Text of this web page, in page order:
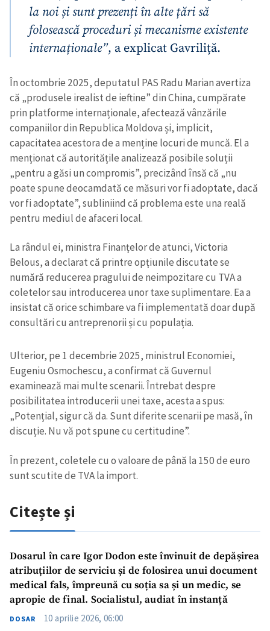
la noi și sunt prezenți în alte țări să
folosească proceduri și mecanisme existente
internaționale”, a explicat Gavriliță.
În octombrie 2025, deputatul PAS Radu Marian avertiza
că „produsele irealist de ieftine” din China, cumpărate
prin platforme internaționale, afectează vânzările
companiilor din Republica Moldova și, implicit,
capacitatea acestora de a menține locuri de muncă. El a
menționat că autoritățile analizează posibile soluții
„pentru a găsi un compromis”, precizând însă că „nu
poate spune deocamdată ce măsuri vor fi adoptate, dacă
vor fi adoptate”, subliniind că problema este una reală
pentru mediul de afaceri local.
La rândul ei, ministra Finanțelor de atunci, Victoria
Belous, a declarat că printre opțiunile discutate se
numără reducerea pragului de neimpozitare cu TVA a
coletelor sau introducerea unor taxe suplimentare. Ea a
insistat că orice schimbare va fi implementată doar după
consultări cu antreprenorii și cu populația.
Ulterior, pe 1 decembrie 2025, ministrul Economiei,
Eugeniu Osmochescu, a confirmat că Guvernul
examinează mai multe scenarii. Întrebat despre
posibilitatea introducerii unei taxe, acesta a spus:
„Potențial, sigur că da. Sunt diferite scenarii pe masă, în
discuție. Nu vă pot spune cu certitudine”.
În prezent, coletele cu o valoare de până la 150 de euro
sunt scutite de TVA la import.
Citește și
Dosarul în care Igor Dodon este învinuit de depășirea
atribuțiilor de serviciu și de folosirea unui document
medical fals, împreună cu soția sa și un medic, se
apropie de final. Socialistul, audiat în instanță
DOSAR 10 aprilie 2026, 06:00